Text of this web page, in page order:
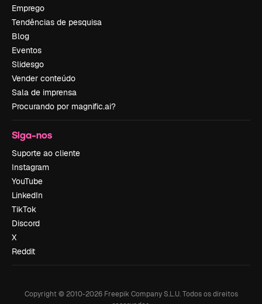
Emprego
Tendências de pesquisa
Blog
Eventos
Slidesgo
Vender conteúdo
Sala de imprensa
Procurando por magnific.ai?
Siga-nos
Suporte ao cliente
Instagram
YouTube
LinkedIn
TikTok
Discord
X
Reddit
Copyright © 2010-2026Freepik Company S.L.U. Todos os direitos